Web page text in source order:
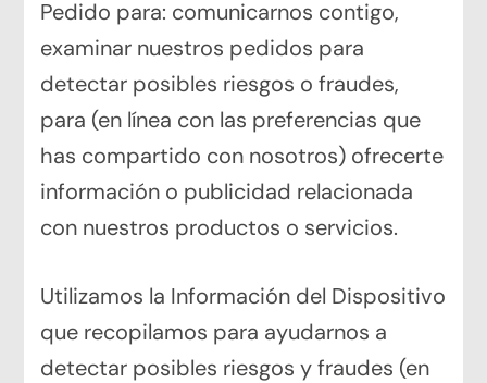
Pedido para: comunicarnos contigo,
examinar nuestros pedidos para
detectar posibles riesgos o fraudes,
para (en línea con las preferencias que
has compartido con nosotros) ofrecerte
información o publicidad relacionada
con nuestros productos o servicios.
Utilizamos la Información del Dispositivo
que recopilamos para ayudarnos a
detectar posibles riesgos y fraudes (en